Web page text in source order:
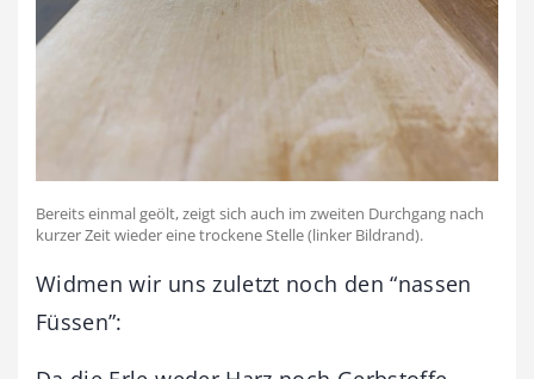
Bereits einmal geölt, zeigt sich auch im zweiten Durchgang nach
kurzer Zeit wieder eine trockene Stelle (linker Bildrand).
Widmen wir uns zuletzt noch den “nassen
Füssen”: